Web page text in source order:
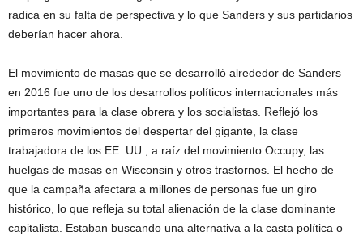
radica en su falta de perspectiva y lo que Sanders y sus partidarios
deberían hacer ahora.
El movimiento de masas que se desarrolló alrededor de Sanders
en 2016 fue uno de los desarrollos políticos internacionales más
importantes para la clase obrera y los socialistas. Reflejó los
primeros movimientos del despertar del gigante, la clase
trabajadora de los EE. UU., a raíz del movimiento Occupy, las
huelgas de masas en Wisconsin y otros trastornos. El hecho de
que la campaña afectara a millones de personas fue un giro
histórico, lo que refleja su total alienación de la clase dominante
capitalista. Estaban buscando una alternativa a la casta política o